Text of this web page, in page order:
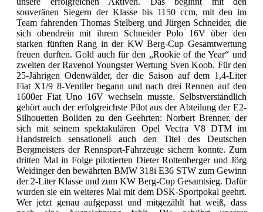
souveränen Siegern der Klasse bis 1150 ccm, mit den im
Team fahrenden Thomas Stelberg und Jürgen Schneider, die
sich obendrein mit ihrem Schneider Polo 16V über den
starken fünften Rang in der KW Berg-Cup Gesamtwertung
freuen durften. Gold auch für den „Rookie of the Year“ und
zweiten der Ravenol Youngster Wertung Sven Koob. Für den
25-Jährigen Odenwälder, der die Saison auf dem 1,4-Liter
Fiat X1/9 8-Ventiler begann und nach drei Rennen auf den
1600er Fiat Uno 16V wechseln musste. Selbstverständlich
gehört auch der erfolgreichste Pilot aus der Abteilung der E2-
Silhouetten Boliden zu den Geehrten: Norbert Brenner, der
sich mit seinem spektakulären Opel Vectra V8 DTM im
Handstreich sensationell auch den Titel des Deutschen
Bergmeisters der Rennsport-Fahrzeuge sichern konnte. Zum
dritten Mal in Folge pilotierten Dieter Rottenberger und Jörg
Weidinger den bewährten BMW 318i E36 STW zum Gewinn
der 2-Liter Klasse und zum KW Berg-Cup Gesamtsieg. Dafür
wurden sie ein weiteres Mal mit dem DSK-Sportpokal geehrt.
Wer jetzt genau aufgepasst und mitgezählt hat weiß, dass